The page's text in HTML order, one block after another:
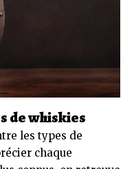
de whiskies
les types de
chaque